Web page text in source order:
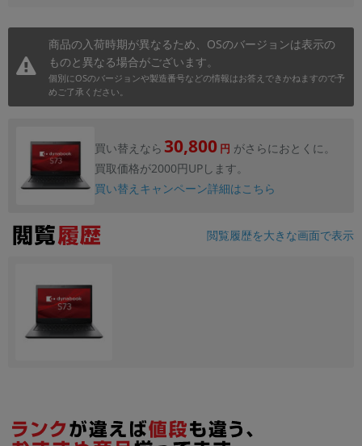
商品の入荷時期が異なるため、OSのバージョンは表示の
ものと異なる場合がございます。
個別にOSのバージョンや製造番号などの情報はお答えできかねますので予
めご了承ください。
買い替えなら 30,800 円 がさらにおとくに。
買取価格が2000円UPします。
買い替えキャンペーン詳細はこちら
閲覧履歴を大きな画面で表示